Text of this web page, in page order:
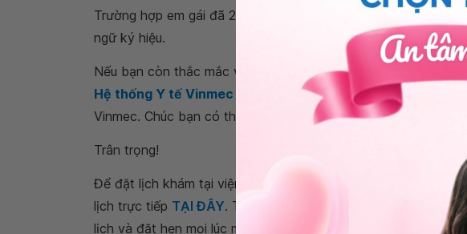
Trường hợp em gái đã 27 tuổi thì không còn chỉ định phẫu
ngữ ký hiệu.
Nếu bạn còn thắc mắc về câm điếc bẩm sinh
, bạn có thể
Hệ thống Y tế Vinmec để kiểm tra và tư vấn thêm. Cảm ơn
Vinmec. Chúc bạn có thật nhiều sức khỏe.
Trân trọng!
Để đặt lịch khám tại viện, Quý khách vui lòng bấm số
lịch trực tiếp TẠI ĐÂY. Tải và đặt lịch khám tự động trên ứng
lịch và đặt hẹn mọi lúc mọi nơi ngay trên ứng dụng.